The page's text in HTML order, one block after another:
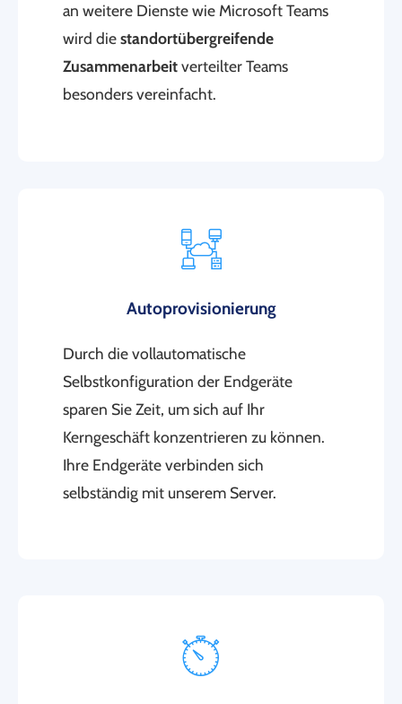
an weitere Dienste wie Microsoft Teams
wird diestandortübergreifende
Zusammenarbeitverteilter Teams
besonders vereinfacht.
Autoprovisionierung
Durch die vollautomatische
Selbstkonfiguration der Endgeräte
sparen Sie Zeit, um sich auf Ihr
Kerngeschäft konzentrieren zu können.
Ihre Endgeräte verbinden sich
selbständig mit unserem Server.